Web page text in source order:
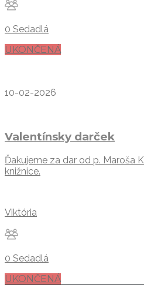
0 Sedadlá
UKONČENÁ
10-02-2026
Valentínsky darček
Ďakujeme za dar od p. Maroša
knižnice.
Viktória
0 Sedadlá
UKONČENÁ